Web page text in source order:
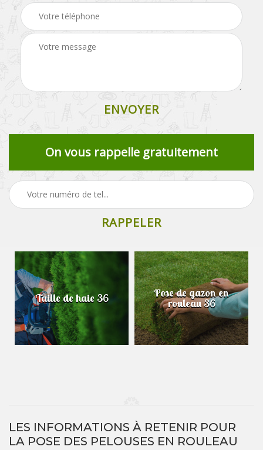
On vous rappelle gratuitement
Taille de haie 36 Pose de gazon en
rouleau 36
LES INFORMATIONS À RETENIR POUR
LA POSE DES PELOUSES EN ROULEAU